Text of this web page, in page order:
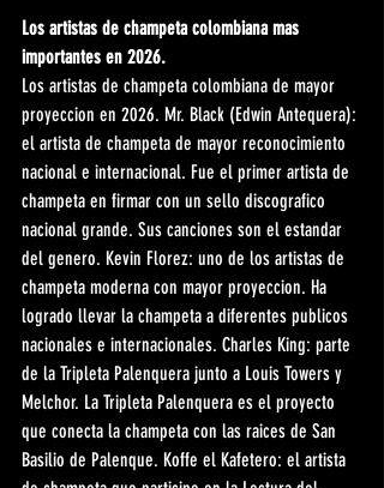
Los artistas de champeta colombiana mas
importantes en 2026.
Los artistas de champeta colombiana de mayor
proyeccion en 2026. Mr. Black (Edwin Antequera):
el artista de champeta de mayor reconocimiento
nacional e internacional. Fue el primer artista de
champeta en firmar con un sello discografico
nacional grande. Sus canciones son el estandar
del genero. Kevin Florez: uno de los artistas de
champeta moderna con mayor proyeccion. Ha
logrado llevar la champeta a diferentes publicos
nacionales e internacionales. Charles King: parte
de la Tripleta Palenquera junto a Louis Towers y
Melchor. La Tripleta Palenquera es el proyecto
que conecta la champeta con las raices de San
Basilio de Palenque. Koffe el Kafetero: el artista